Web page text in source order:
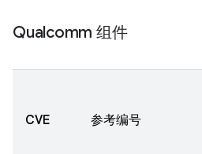
Qualcomm 组件
CVE 参考编号